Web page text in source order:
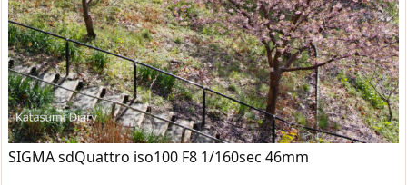
SIGMA sdQuattro iso100 F8 1/160sec 46mm